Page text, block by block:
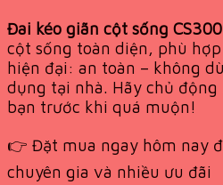
Đai kéo giãn cột sống CS300
cột sống toàn diện, phù
hiện đại: an toàn – không
dụng tại nhà. Hãy chủ động
bạn trước khi quá muộn!
👉 Đặt mua ngay hôm nay
chuyên gia và nhiều ưu đãi